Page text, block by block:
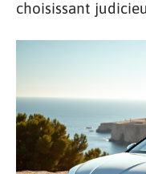
choisissant